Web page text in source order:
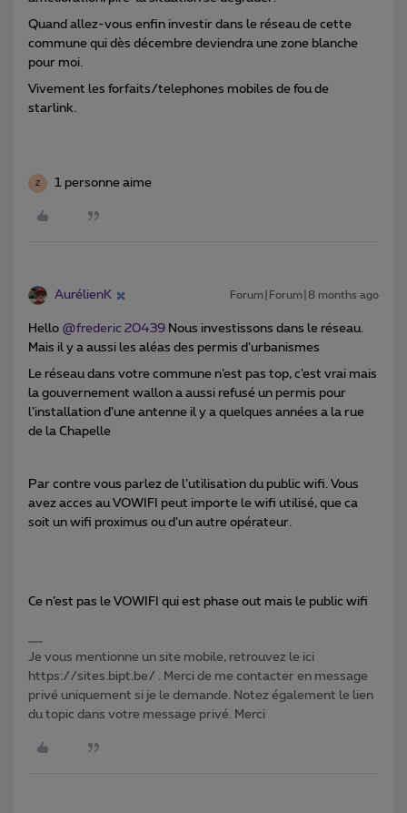
Quand allez-vous enfin investir dans le réseau de cette
commune qui dès décembre deviendra une zone blanche
pour moi.
Vivement les forfaits/telephones mobiles de fou de
starlink.
Z 1 personne aime
AurélienK Forum|Forum|8 months ago
Hello ​ @frederic 20439 Nous investissons dans le réseau.
Mais il y a aussi les aléas des permis d’urbanismes
Le réseau dans votre commune n’est pas top, c’est vrai mais
la gouvernement wallon a aussi refusé un permis pour
l’installation d’une antenne il y a quelques années a la rue
de la Chapelle
Par contre vous parlez de l’utilisation du public wifi. Vous
avez acces au VOWIFI peut importe le wifi utilisé, que ca
soit un wifi proximus ou d’un autre opérateur.
Ce n’est pas le VOWIFI qui est phase out mais le public wifi
Je vous mentionne un site mobile, retrouvez le ici
https://sites.bipt.be/ . Merci de me contacter en message
privé uniquement si je le demande. Notez également le lien
du topic dans votre message privé. Merci